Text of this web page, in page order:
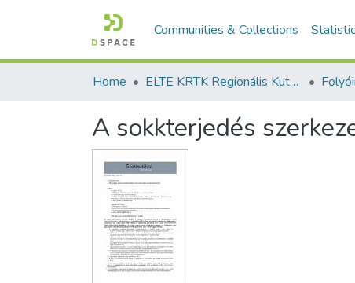
Communities & Collections
Home ELTE KRTK Regionális Kutatások Intézete
A sokkterjedés